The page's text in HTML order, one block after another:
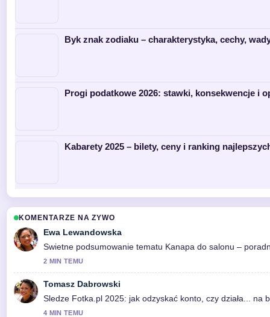
Byk znak zodiaku – charakterystyka, cechy,
Progi podatkowe 2026: stawki, konsekwencje i
Kabarety 2025 – bilety, ceny i ranking
KOMENTARZE NA ZYWO
Ewa Lewandowska
Swietne podsumowanie tematu Kanapa do salonu –
2 MIN TEMU
Tomasz Dabrowski
Sledze Fotka.pl 2025: jak odzyskać konto, czy działa... na
4 MIN TEMU